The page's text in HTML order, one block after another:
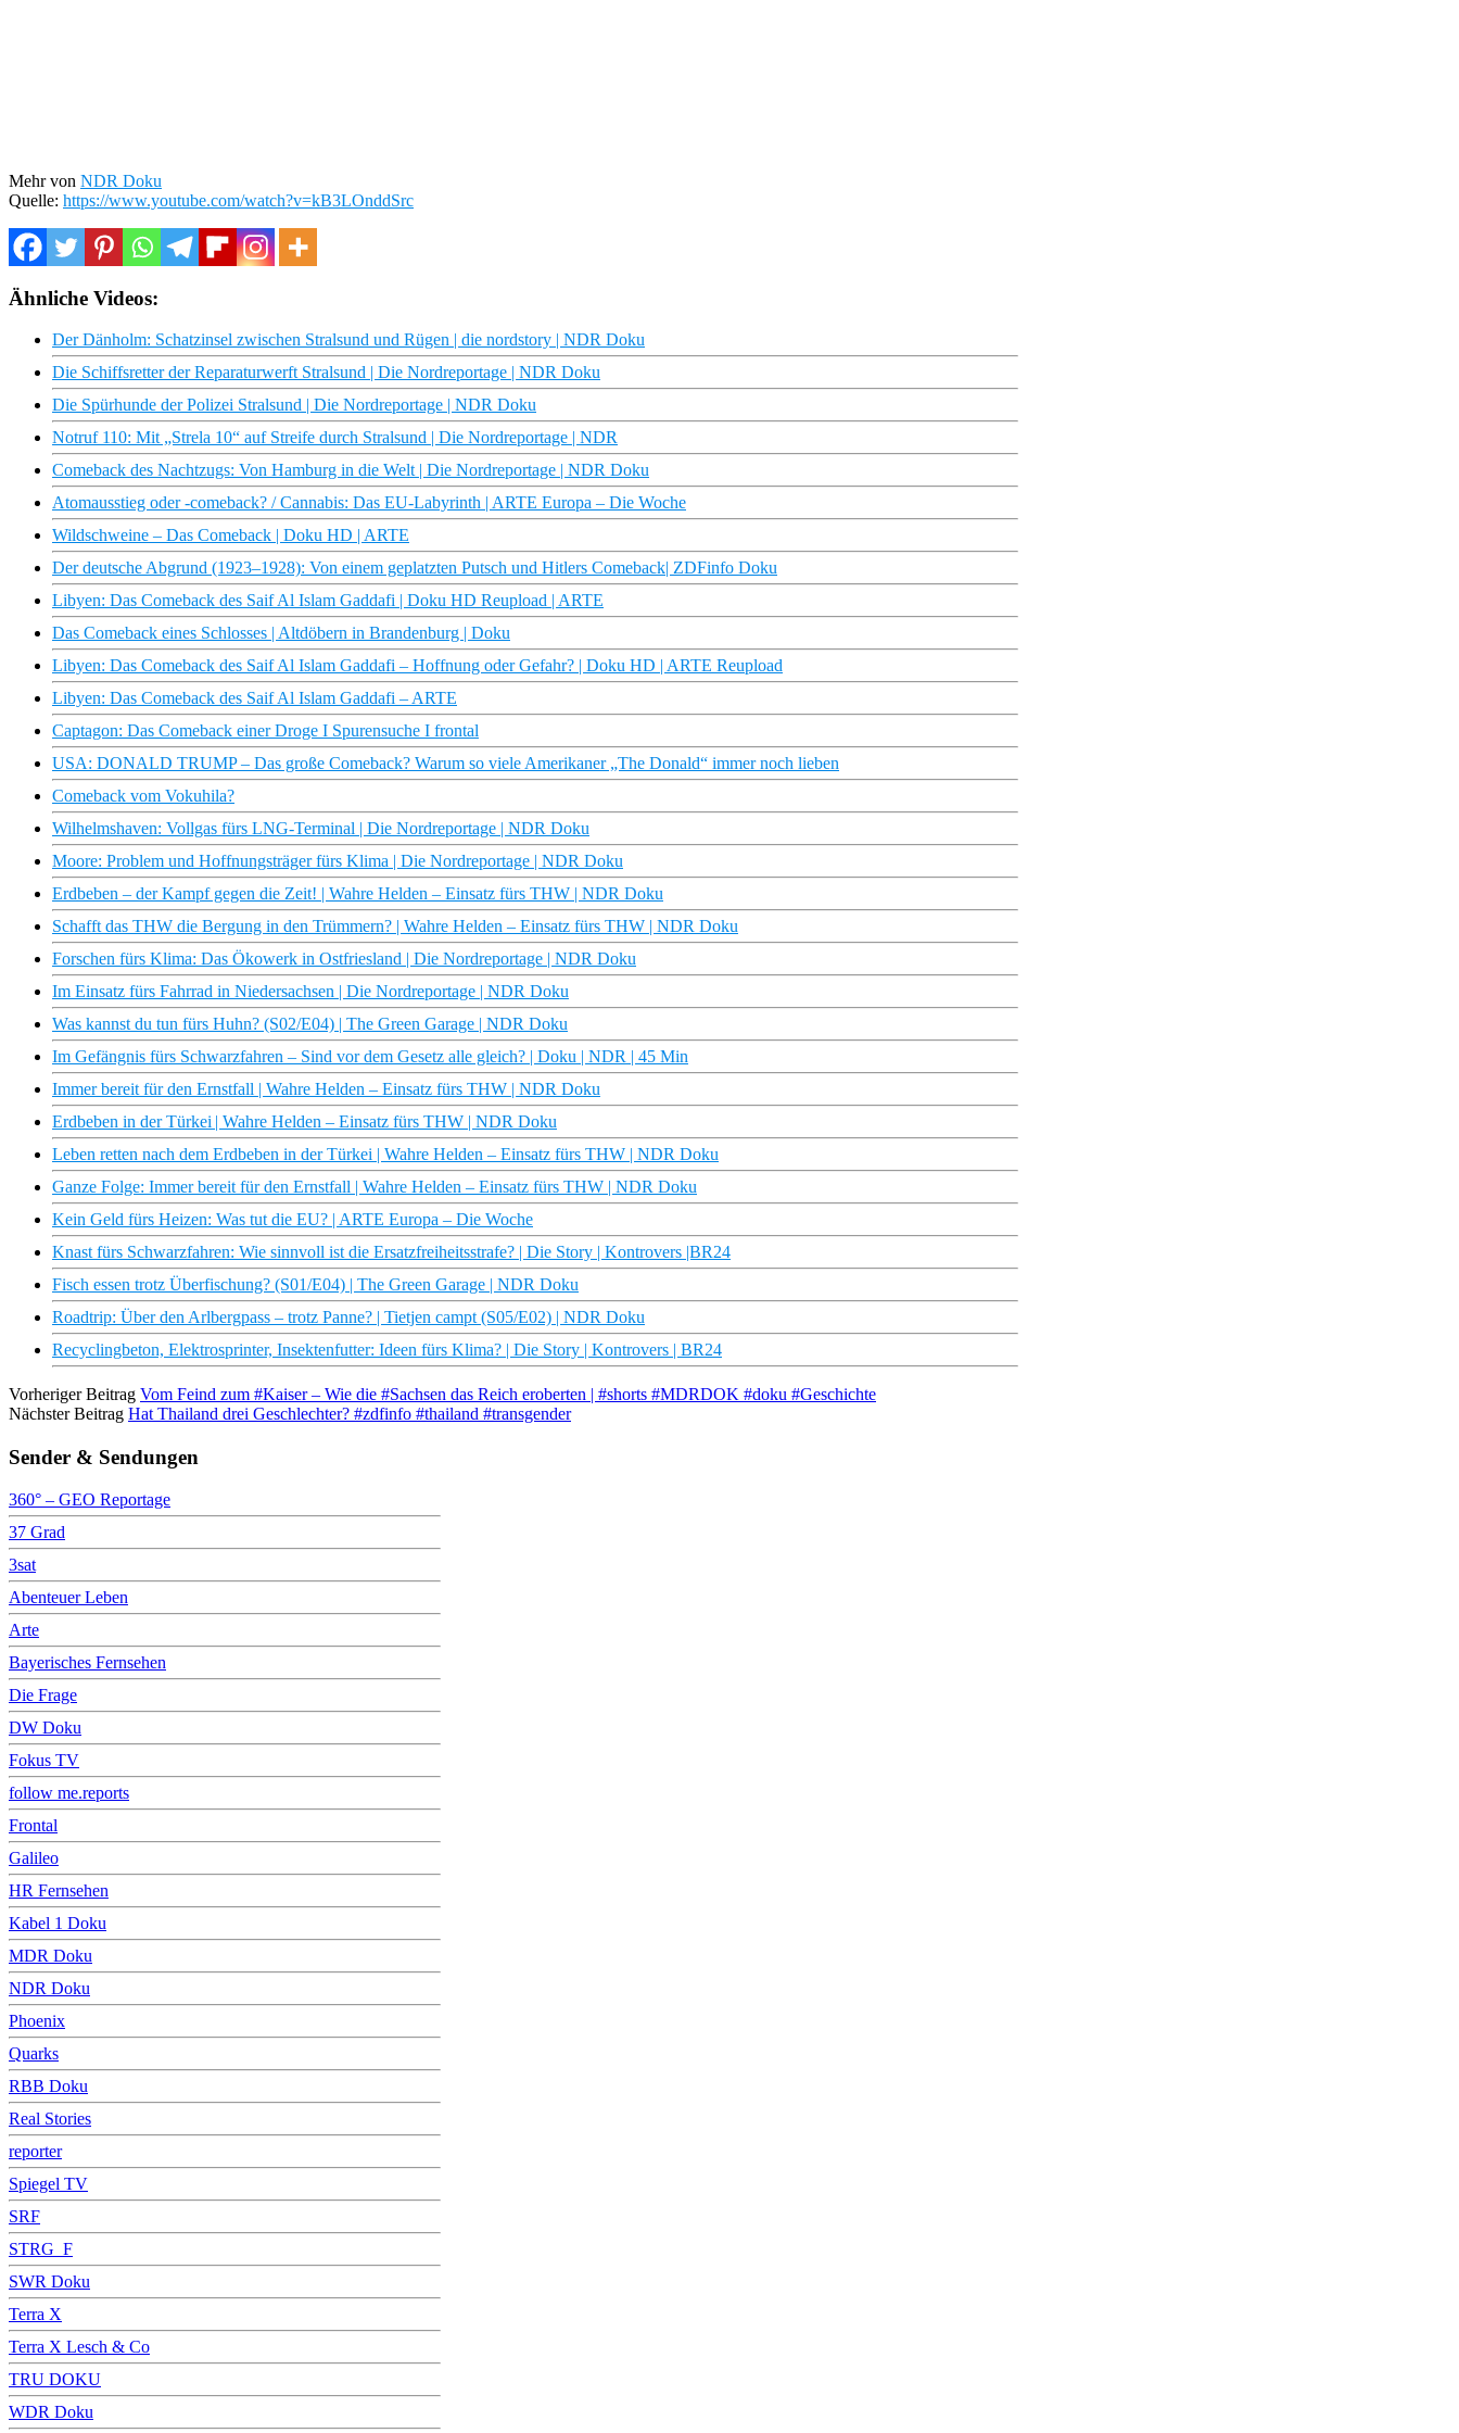
Mehr von NDR Doku
Quelle: https://www.youtube.com/watch?v=kB3LOnddSrc
Ähnliche Videos:
Der Dänholm: Schatzinsel zwischen Stralsund und Rügen | die nordstory | NDR Doku
Die Schiffsretter der Reparaturwerft Stralsund | Die Nordreportage | NDR Doku
Die Spürhunde der Polizei Stralsund | Die Nordreportage | NDR Doku
Notruf 110: Mit „Strela 10“ auf Streife durch Stralsund | Die Nordreportage | NDR
Comeback des Nachtzugs: Von Hamburg in die Welt | Die Nordreportage | NDR Doku
Atomausstieg oder -comeback? / Cannabis: Das EU-Labyrinth | ARTE Europa – Die Woche
Wildschweine – Das Comeback | Doku HD | ARTE
Der deutsche Abgrund (1923–1928): Von einem geplatzten Putsch und Hitlers Comeback| ZDFinfo Doku
Libyen: Das Comeback des Saif Al Islam Gaddafi | Doku HD Reupload | ARTE
Das Comeback eines Schlosses | Altdöbern in Brandenburg | Doku
Libyen: Das Comeback des Saif Al Islam Gaddafi – Hoffnung oder Gefahr? | Doku HD | ARTE Reupload
Libyen: Das Comeback des Saif Al Islam Gaddafi – ARTE
Captagon: Das Comeback einer Droge I Spurensuche I frontal
USA: DONALD TRUMP – Das große Comeback? Warum so viele Amerikaner „The Donald“ immer noch lieben
Comeback vom Vokuhila?
Wilhelmshaven: Vollgas fürs LNG-Terminal | Die Nordreportage | NDR Doku
Moore: Problem und Hoffnungsträger fürs Klima | Die Nordreportage | NDR Doku
Erdbeben – der Kampf gegen die Zeit! | Wahre Helden – Einsatz fürs THW | NDR Doku
Schafft das THW die Bergung in den Trümmern? | Wahre Helden – Einsatz fürs THW | NDR Doku
Forschen fürs Klima: Das Ökowerk in Ostfriesland | Die Nordreportage | NDR Doku
Im Einsatz fürs Fahrrad in Niedersachsen | Die Nordreportage | NDR Doku
Was kannst du tun fürs Huhn? (S02/E04) | The Green Garage | NDR Doku
Im Gefängnis fürs Schwarzfahren – Sind vor dem Gesetz alle gleich? | Doku | NDR | 45 Min
Immer bereit für den Ernstfall | Wahre Helden – Einsatz fürs THW | NDR Doku
Erdbeben in der Türkei | Wahre Helden – Einsatz fürs THW | NDR Doku
Leben retten nach dem Erdbeben in der Türkei | Wahre Helden – Einsatz fürs THW | NDR Doku
Ganze Folge: Immer bereit für den Ernstfall | Wahre Helden – Einsatz fürs THW | NDR Doku
Kein Geld fürs Heizen: Was tut die EU? | ARTE Europa – Die Woche
Knast fürs Schwarzfahren: Wie sinnvoll ist die Ersatzfreiheitsstrafe? | Die Story | Kontrovers |BR24
Fisch essen trotz Überfischung? (S01/E04) | The Green Garage | NDR Doku
Roadtrip: Über den Arlbergpass – trotz Panne? | Tietjen campt (S05/E02) | NDR Doku
Recyclingbeton, Elektrosprinter, Insektenfutter: Ideen fürs Klima? | Die Story | Kontrovers | BR24
Vorheriger Beitrag Vom Feind zum #Kaiser – Wie die #Sachsen das Reich eroberten | #shorts #MDRDOK #doku #Geschichte
Nächster Beitrag Hat Thailand drei Geschlechter? #zdfinfo #thailand #transgender
Sender & Sendungen
360° – GEO Reportage
37 Grad
3sat
Abenteuer Leben
Arte
Bayerisches Fernsehen
Die Frage
DW Doku
Fokus TV
follow me.reports
Frontal
Galileo
HR Fernsehen
Kabel 1 Doku
MDR Doku
NDR Doku
Phoenix
Quarks
RBB Doku
Real Stories
reporter
Spiegel TV
SRF
STRG_F
SWR Doku
Terra X
Terra X Lesch & Co
TRU DOKU
WDR Doku